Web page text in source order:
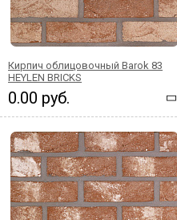
Кирпич облицовочный Barok 83
HEYLEN BRICKS
0.00 руб.